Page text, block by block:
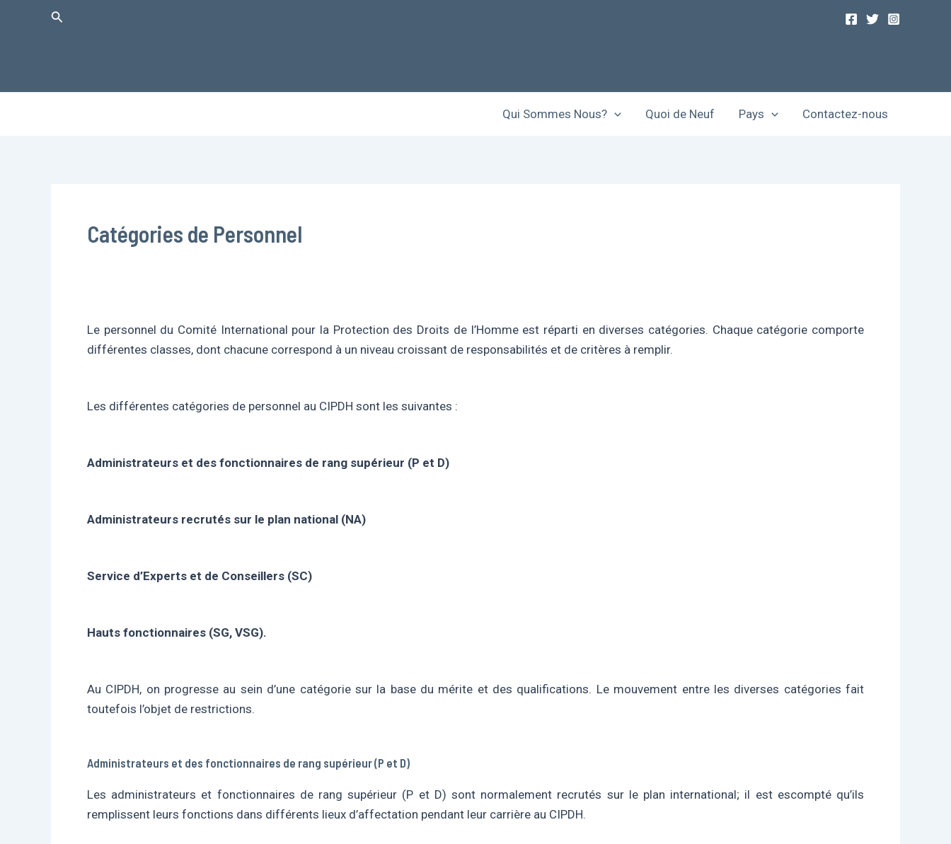
Rechercher
Qui Sommes Nous? Quoi de Neuf Pays Contactez-nous
Catégories de Personnel
Le personnel du Comité International pour la Protection des Droits de l’Homme est réparti en diverses catégories. Chaque catégorie comporte
différentes classes, dont chacune correspond à un niveau croissant de responsabilités et de critères à remplir.
Les différentes catégories de personnel au CIPDH sont les suivantes :
Administrateurs et des fonctionnaires de rang supérieur (P et D)
Administrateurs recrutés sur le plan national (NA)
Service d’Experts et de Conseillers (SC)
Hauts fonctionnaires (SG, VSG).
Au CIPDH, on progresse au sein d’une catégorie sur la base du mérite et des qualifications. Le mouvement entre les diverses catégories fait
toutefois l’objet de restrictions.
Administrateurs et des fonctionnaires de rang supérieur (P et D)
Les administrateurs et fonctionnaires de rang supérieur (P et D) sont normalement recrutés sur le plan international; il est escompté qu’ils
remplissent leurs fonctions dans différents lieux d’affectation pendant leur carrière au CIPDH.